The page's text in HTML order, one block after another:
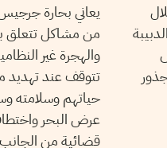
يعاني بحارة
من مشاكل تتعلق
والهجرة غير
تتوقف عند تهديد
حياتهم وسلامته
عرض البحر
قضائية من